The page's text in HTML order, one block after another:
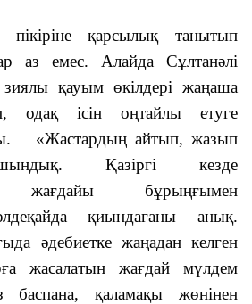
пікіріне қарсылық танытып
аз емес. Алайда Сұлтанәлі
зиялы қауым өкілдері жаңаша
одақ ісін оңтайлы етуге
«Жастардың айтып, жазып
Қазіргі кезде
жағдайы бұрыңғымен
қиындағаны анық.
әдебиетке жаңадан келген
жасалатын жағдай мүлдем
баспана, қаламақы жөнінен